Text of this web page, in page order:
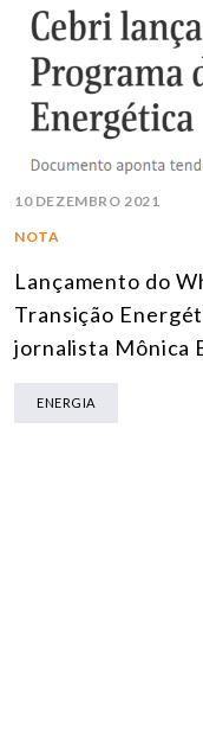
10 DEZEMBRO 2021
NOTA
Lançamento do
Transição
jornalista Mônica
ENERGIA